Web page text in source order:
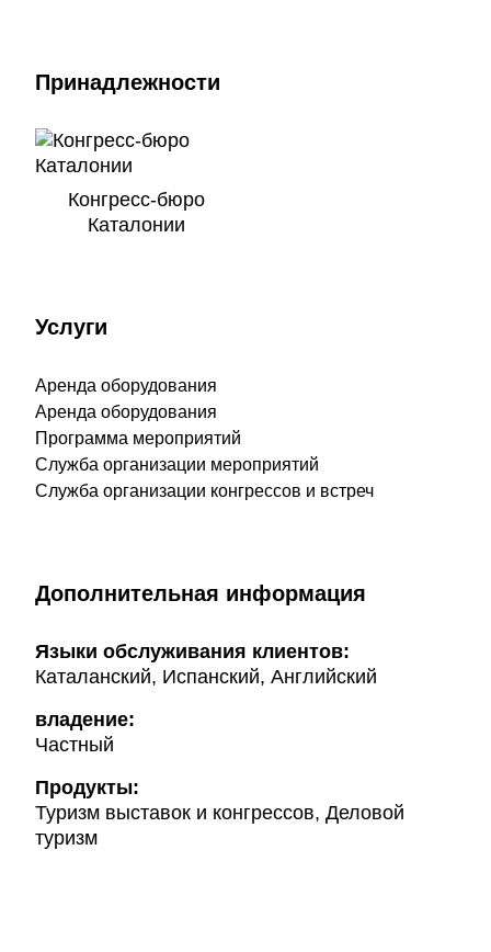
Принадлежности
Конгресс-бюро
Каталонии
Услуги
Аренда оборудования
Аренда оборудования
Программа мероприятий
Служба организации мероприятий
Служба организации конгрессов и встреч
Дополнительная информация
Языки обслуживания клиентов:
Каталанский, Испанский, Английский
владение:
Частный
Продукты:
Туризм выставок и конгрессов, Деловой
туризм